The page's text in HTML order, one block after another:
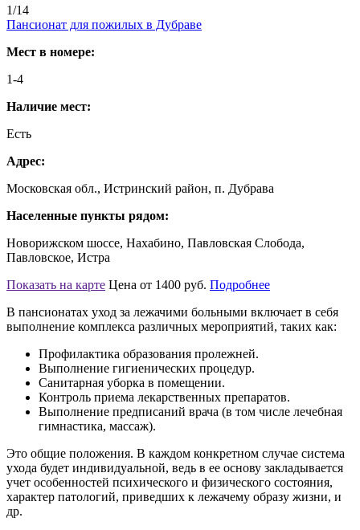
1/14
Пансионат для пожилых в Дубраве
Мест в номере:
1-4
Наличие мест:
Есть
Адрес:
Московская обл., Истринский район, п. Дубрава
Населенные пункты рядом:
Новорижском шоссе, Нахабино, Павловская Слобода,
Павловское, Истра
Показать на карте Цена от 1400 руб. Подробнее
В пансионатах уход за лежачими больными включает в себя
выполнение комплекса различных мероприятий, таких как:
Профилактика образования пролежней.
Выполнение гигиенических процедур.
Санитарная уборка в помещении.
Контроль приема лекарственных препаратов.
Выполнение предписаний врача (в том числе лечебная
гимнастика, массаж).
Это общие положения. В каждом конкретном случае система
ухода будет индивидуальной, ведь в ее основу закладывается
учет особенностей психического и физического состояния,
характер патологий, приведших к лежачему образу жизни, и
др.